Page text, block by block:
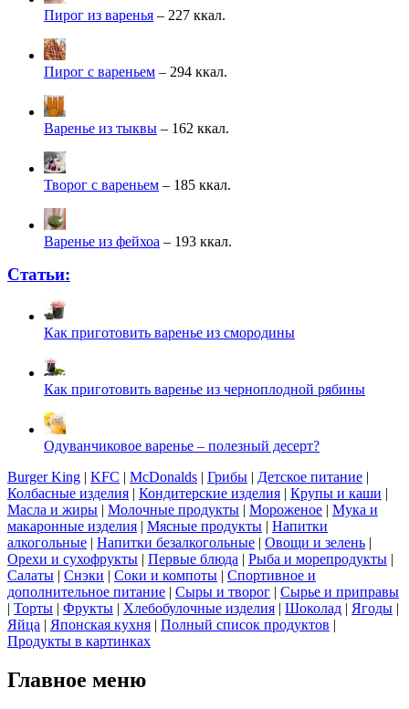
Пирог из варенья – 227 ккал.
Пирог с вареньем – 294 ккал.
Варенье из тыквы – 162 ккал.
Творог с вареньем – 185 ккал.
Варенье из фейхоа – 193 ккал.
Статьи:
Как приготовить варенье из смородины
Как приготовить варенье из черноплодной рябины
Одуванчиковое варенье – полезный десерт?
Burger King | KFC | McDonalds | Грибы | Детское питание |
Колбасные изделия | Кондитерские изделия | Крупы и каши |
Масла и жиры | Молочные продукты | Мороженое | Мука и
макаронные изделия | Мясные продукты | Напитки
алкогольные | Напитки безалкогольные | Овощи и зелень |
Орехи и сухофрукты | Первые блюда | Рыба и морепродукты |
Салаты | Снэки | Соки и компоты | Спортивное и
дополнительное питание | Сыры и творог | Сырье и приправы
| Торты | Фрукты | Хлебобулочные изделия | Шоколад | Ягоды |
Яйца | Японская кухня | Полный список продуктов |
Продукты в картинках
Главное меню